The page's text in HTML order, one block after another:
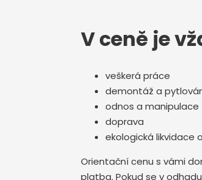
V ceně je
veškerá práce
demontáž a
odnos a manipulace
doprava
ekologická likvidace
Orientační cenu s vámi
platba. Pokud se v